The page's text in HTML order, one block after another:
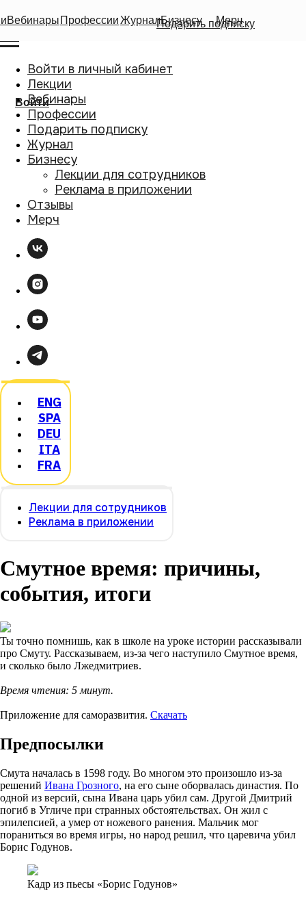
Вебинары Профессии Подарить подписку
ЖурналБизнесу Мерч
Войти
Войти в личный кабинет
Лекции
Вебинары
Профессии
Подарить подписку
Журнал
Бизнесу
Лекции для сотрудников
Реклама в приложении
Отзывы
Мерч
ENG
SPA
DEU
ITA
FRA
Лекции для сотрудников
Реклама в приложении
Смутное время: причины,
события, итоги
Ты точно помнишь, как в школе на уроке истории рассказывали
про Смуту. Рассказываем, из-за чего наступило Смутное время,
и сколько было Лжедмитриев.
Время чтения: 5 минут.
Приложение для саморазвития. Скачать
Предпосылки
Смута началась в 1598 году. Во многом это произошло из-за
решений Ивана Грозного, на его сыне оборвалась династия. По
одной из версий, сына Ивана царь убил сам. Другой Дмитрий
погиб в Угличе при странных обстоятельствах. Он жил с
эпилепсией, а умер от ножевого ранения. Мальчик мог
пораниться во время игры, но народ решил, что царевича убил
Борис Годунов.
Кадр из пьесы «Борис Годунов»